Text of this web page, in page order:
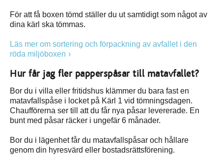
För att få boxen tömd ställer du ut samtidigt som något av
dina kärl ska tömmas.
Läs mer om sortering och förpackning av avfallet i den
röda miljöboxen
Hur får jag fler papperspåsar till matavfallet?
Bor du i villa eller fritidshus klämmer du bara fast en
matavfallspåse i locket på Kärl 1 vid tömningsdagen.
Chaufförerna ser till att du får nya påsar levererade. En
bunt med påsar räcker i ungefär 6 månader.
Bor du i lägenhet får du matavfallspåsar och hållare
genom din hyresvärd eller bostadsrättsförening.